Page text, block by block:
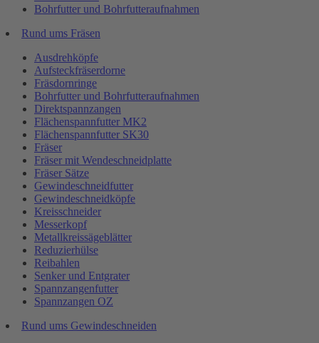
Bohrfutter und Bohrfutteraufnahmen
Rund ums Fräsen
Ausdrehköpfe
Aufsteckfräserdorne
Fräsdornringe
Bohrfutter und Bohrfutteraufnahmen
Direktspannzangen
Flächenspannfutter MK2
Flächenspannfutter SK30
Fräser
Fräser mit Wendeschneidplatte
Fräser Sätze
Gewindeschneidfutter
Gewindeschneidköpfe
Kreisschneider
Messerkopf
Metallkreissägeblätter
Reduzierhülse
Reibahlen
Senker und Entgrater
Spannzangenfutter
Spannzangen OZ
Rund ums Gewindeschneiden